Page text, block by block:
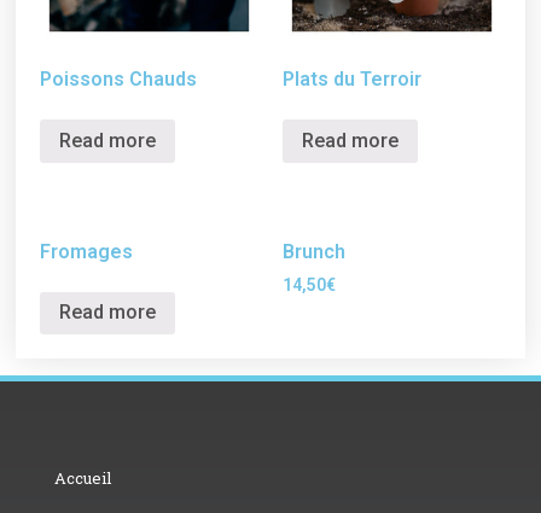
Poissons Chauds
Read more
Plats du Terroir
Read more
Fromages
Read more
Brunch
14,50€
Accueil